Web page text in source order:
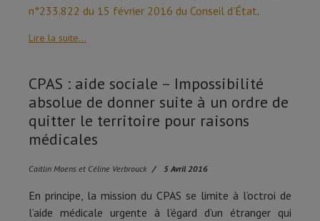
n°233.822 du 15 février 2016 du Conseil d’État.
Lire la suite...
CPAS : aide sociale – Impossibilité
absolue de donner suite à un ordre de
quitter le territoire pour raisons
médicales
Caitlin Moens et Céline Verbrouck 5 Avril 2016
En principe, la mission du CPAS se limite à l’octroi de
l’aide médicale urgente à l’égard d’un étranger qui